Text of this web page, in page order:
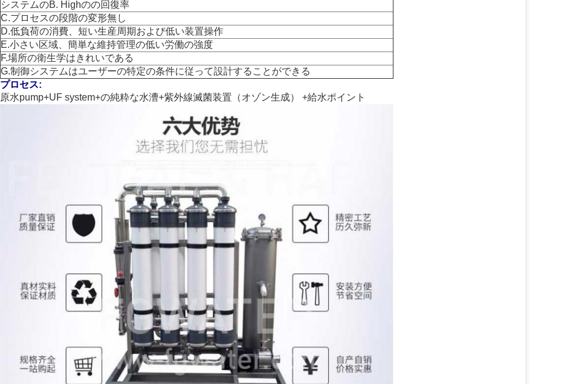
システムのB. Highのの回復率
C.プロセスの段階の変形無し
D.低負荷の消費、短い生産周期および低い装置操作
E.小さい区域、簡単な維持管理の低い労働の強度
F.場所の衛生学はきれいである
G.制御システムはユーザーの特定の条件に従って設計することができる
プロセス:
原水pump+UF system+の純粋な水漕+紫外線滅菌装置（オゾン生成） +給水ポイント